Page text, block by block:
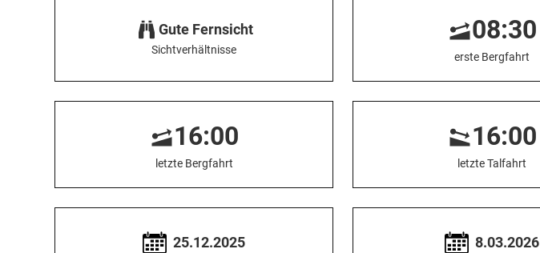
Gute Fernsicht
Sichtverhältnisse
08:30
erste Bergfahrt
16:00
letzte Bergfahrt
16:00
letzte Talfahrt
25.12.2025 8.03.2026